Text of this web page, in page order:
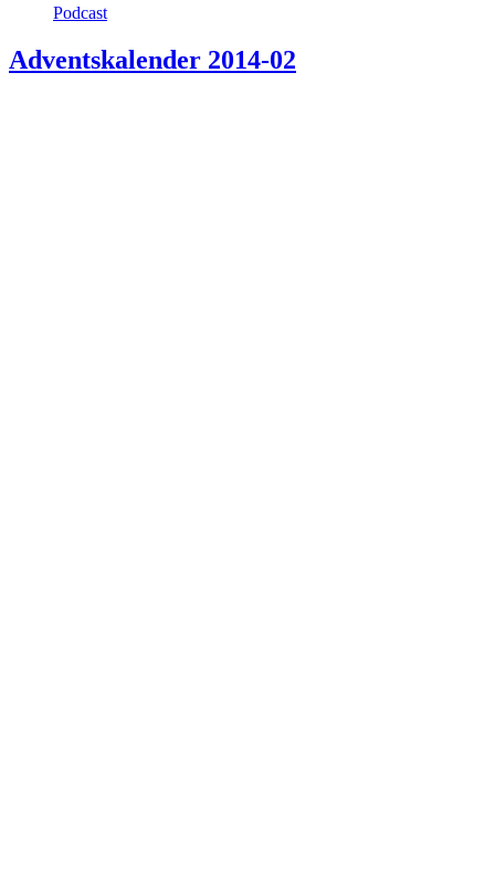
Podcast
Adventskalender 2014-02